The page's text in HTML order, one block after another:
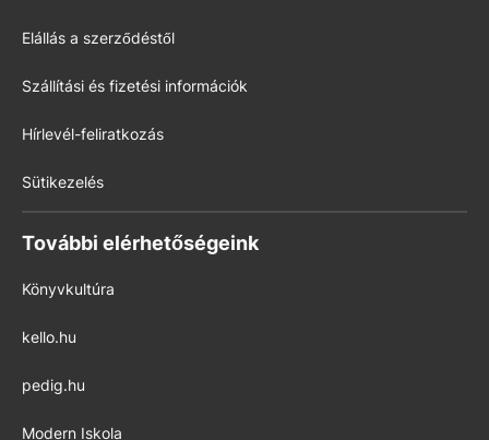
Elállás a szerződéstől
Szállítási és fizetési információk
Hírlevél-feliratkozás
Sütikezelés
További elérhetőségeink
Könyvkultúra
kello.hu
pedig.hu
Modern Iskola